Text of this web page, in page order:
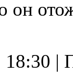
он
18:30 |